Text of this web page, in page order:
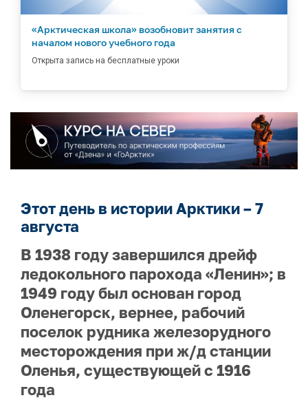
«Арктическая школа» возобновит занятия с
началом нового учебного года
Открыта запись на бесплатные уроки
Этот день в истории Арктики – 7
августа
В 1938 году завершился дрейф
ледокольного парохода «Ленин»; в
1949 году был основан город
Оленегорск, вернее, рабочий
поселок рудника железорудного
месторождения при ж/д станции
Оленья, существующей с 1916
года